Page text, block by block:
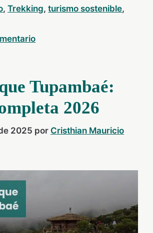
,Trekking,turismo sostenible,
Tupambaé:
2026
2025 por Cristhian Mauricio